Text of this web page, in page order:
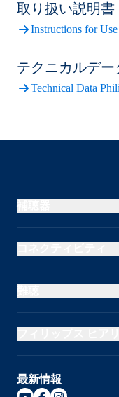
取り扱い説明書
Instructions for Use
テクニカルデー
Technical Data
最新情報